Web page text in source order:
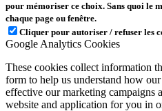
pour mémoriser ce choix. Sans quoi le
chaque page ou fenêtre.
Cliquer pour autoriser / refuser les
Google Analytics Cookies
These cookies collect information
form to help us understand how
effective our marketing campaigns
website and application for you in